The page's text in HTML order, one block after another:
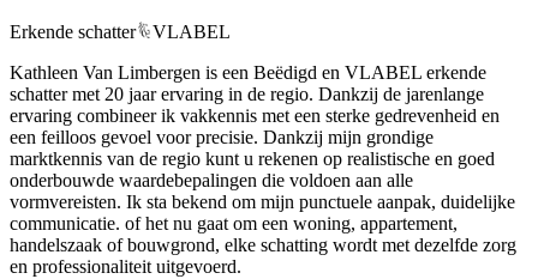
Erkende schatter
VLABEL
Kathleen Van Limbergen is een Beëdigd en VLABEL erkende
schatter met 20 jaar ervaring in de regio. Dankzij de jarenlange
ervaring combineer ik vakkennis met een sterke gedrevenheid en
een feilloos gevoel voor precisie. Dankzij mijn grondige
marktkennis van de regio kunt u rekenen op realistische en goed
onderbouwde waardebepalingen die voldoen aan alle
vormvereisten. Ik sta bekend om mijn punctuele aanpak, duidelijke
communicatie. of het nu gaat om een woning, appartement,
handelszaak of bouwgrond, elke schatting wordt met dezelfde zorg
en professionaliteit uitgevoerd.